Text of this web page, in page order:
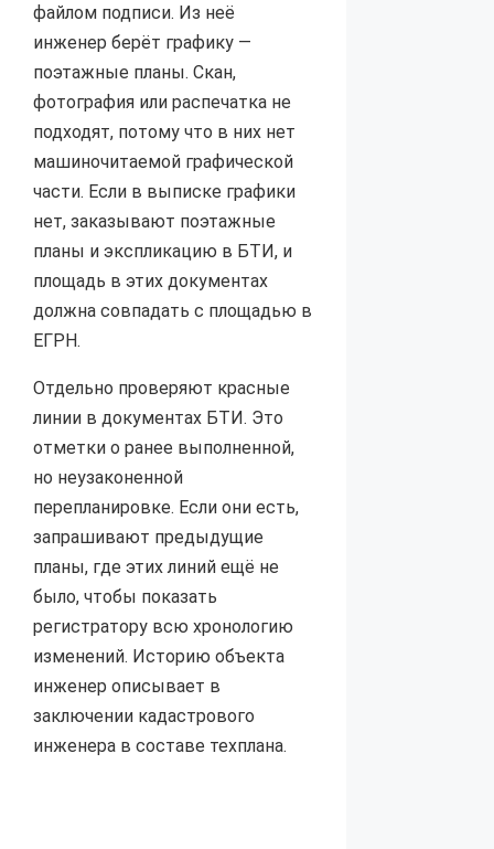
файлом подписи. Из неё
инженер берёт графику —
поэтажные планы. Скан,
фотография или распечатка не
подходят, потому что в них нет
машиночитаемой графической
части. Если в выписке графики
нет, заказывают поэтажные
планы и экспликацию в БТИ, и
площадь в этих документах
должна совпадать с площадью в
ЕГРН.
Отдельно проверяют красные
линии в документах БТИ. Это
отметки о ранее выполненной,
но неузаконенной
перепланировке. Если они есть,
запрашивают предыдущие
планы, где этих линий ещё не
было, чтобы показать
регистратору всю хронологию
изменений. Историю объекта
инженер описывает в
заключении кадастрового
инженера в составе техплана.